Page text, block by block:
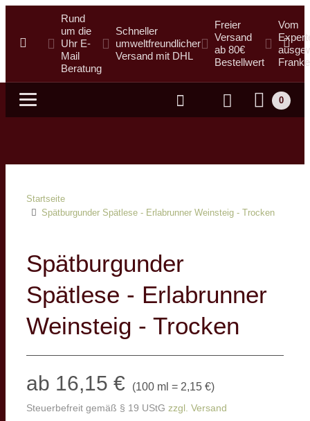
Rund
um die
Uhr E-
Mail
Beratung
Schneller
umweltfreundlicher
Versand mit DHL
Freier
Versand
ab 80€
Bestellwert
Vom
Suche
0
Startseite
Spätburgunder Spätlese - Erlabrunner Weinsteig - Trocken
Spätburgunder
Spätlese - Erlabrunner
Weinsteig - Trocken
ab 16,15 € (100 ml = 2,15 €)
Steuerbefreit gemäß § 19 UStG zzgl. Versand